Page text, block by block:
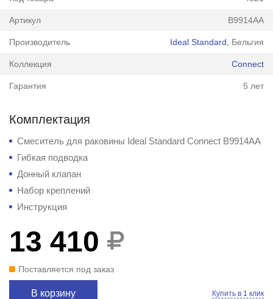
Артикул B9914AA
Производитель Ideal Standard , Бельгия
Коллекция Connect
Гарантия 5 лет
Комплектация
Смеситель для раковины Ideal Standard Connect B9914AA
Гибкая подводка
Донный клапан
Набор креплений
Инструкция
13 410
Поставляется под заказ
В корзину Купить в 1 клик